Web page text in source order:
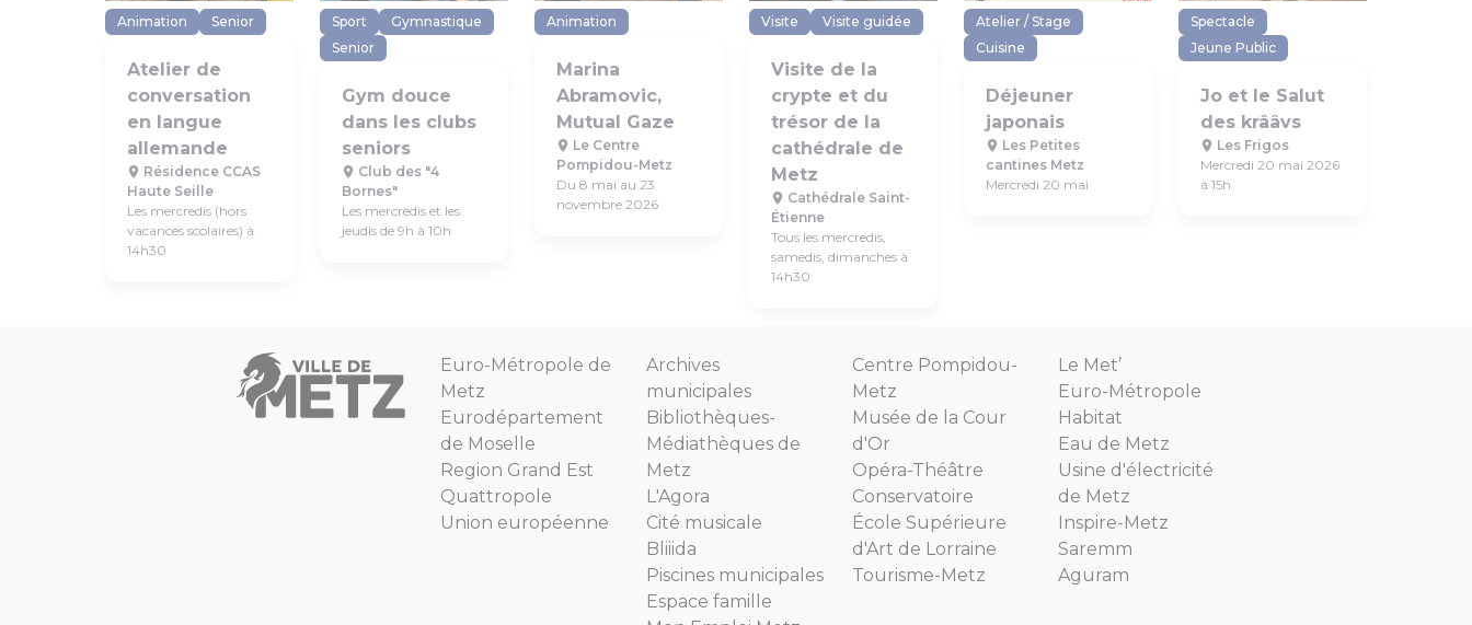
Animation Senior
Atelier de
conversation
en langue
allemande
Résidence CCAS
Haute Seille
Les mercredis (hors
vacances scolaires) à
14h30
Sport
Gymnastique
Senior
Gym douce
dans les clubs
seniors
Club des "4
Bornes"
Les mercredis et les
jeudis de 9h à 10h
Animation
Marina
Abramovic,
Mutual Gaze
Le Centre
Pompidou-Metz
Du 8 mai au 23
novembre 2026
Visite Visite guidée
Visite de la
crypte et du
trésor de la
cathédrale de
Metz
Cathédrale Saint-
Étienne
Tous les mercredis,
samedis, dimanches à
14h30
Atelier / Stage
Cuisine
Déjeuner
japonais
Les Petites
cantines Metz
Mercredi 20 mai
Spectacle
Jeune Public
Jo et le Salut
des krââvs
Les Frigos
Mercredi 20 mai 2026
à 15h
Euro-Métropole de
Metz
Eurodépartement
de Moselle
Region Grand Est
Quattropole
Union européenne
Archives
municipales
Bibliothèques-
Médiathèques de
Metz
L'Agora
Cité musicale
Bliiida
Piscines municipales
Espace famille
Centre Pompidou-
Metz
Musée de la Cour
d'Or
Opéra-Théâtre
Conservatoire
École Supérieure
d'Art de Lorraine
Tourisme-Metz
Le Met’
Euro-Métropole
Habitat
Eau de Metz
Usine d'électricité
de Metz
Inspire-Metz
Saremm
Aguram